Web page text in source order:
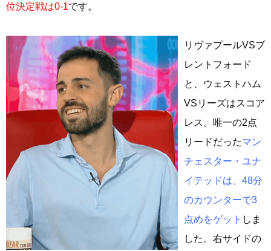
位決定戦は0-1です。
リヴァプールVSブ
レントフォード
と、ウェストハム
VSリーズはスコア
レス。唯一の2点
リードだったマン
チェスター・ユナ
イテッドは、48分
のカウンターで3
点めをゲット しま
した。右サイドの